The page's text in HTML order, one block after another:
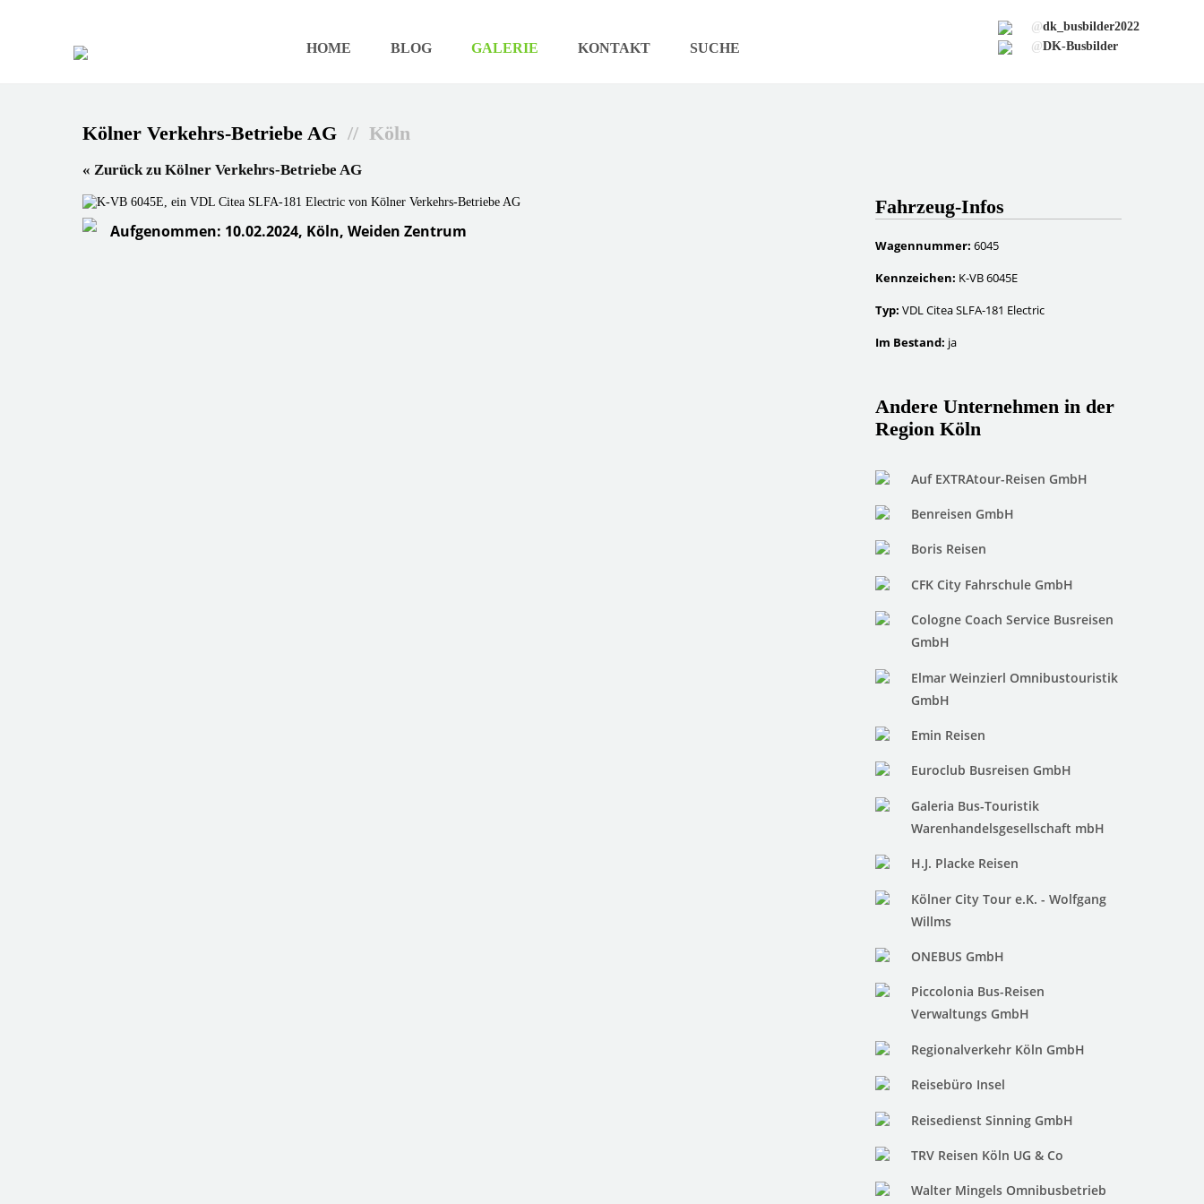
HOME BLOG GALERIE KONTAKT SUCHE
@dk_busbilder2022
@DK-Busbilder
Kölner Verkehrs-Betriebe AG // Köln
« Zurück zu Kölner Verkehrs-Betriebe AG
Aufgenommen: 10.02.2024, Köln, Weiden Zentrum
Fahrzeug-Infos
Wagennummer: 6045
Kennzeichen: K-VB 6045E
Typ: VDL Citea SLFA-181 Electric
Im Bestand: ja
Andere Unternehmen in der
Region Köln
Auf EXTRAtour-Reisen GmbH
Benreisen GmbH
Boris Reisen
CFK City Fahrschule GmbH
Cologne Coach Service Busreisen
GmbH
Elmar Weinzierl Omnibustouristik
GmbH
Emin Reisen
Euroclub Busreisen GmbH
Galeria Bus-Touristik
Warenhandelsgesellschaft mbH
H.J. Placke Reisen
Kölner City Tour e.K. - Wolfgang
Willms
ONEBUS GmbH
Piccolonia Bus-Reisen
Verwaltungs GmbH
Regionalverkehr Köln GmbH
Reisebüro Insel
Reisedienst Sinning GmbH
TRV Reisen Köln UG & Co
Walter Mingels Omnibusbetrieb